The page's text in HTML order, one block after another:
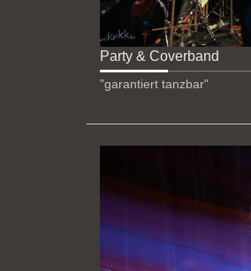
Party & Coverband
"garantiert tanzbar"